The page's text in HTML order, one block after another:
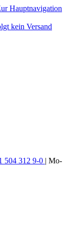
Hauptnavigation
kein Versand
504 312 9-0 | Mo-